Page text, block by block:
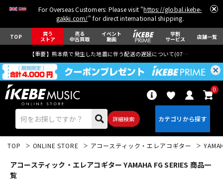
For Overseas Customers: Please visit "https://global.ikebe-
gakki.com/" for direct international shipping.
TOP 買う
ストア
売る
中古買取
イベント
動画
学割
サービス 店舗一覧
【重要】熊本県で発生した地震に伴う配送の遅延について(07月29日
詳細検索
0
TOP ONLINE STORE アコースティック・エレアコギター
アコースティック・エレアコギター YAMAHA FG SERIES 商品一
覧